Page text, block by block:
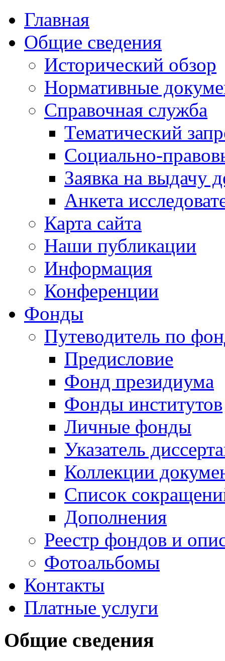
Главная
Общие сведения
Исторический обзор
Нормативные
Справочная служба
Тематический
Социально-
Заявка на выдачу
Анкета
Карта сайта
Наши публикации
Информация
Конференции
Фонды
Путеводитель по
Предисловие
Фонд президиума
Фонды институтов
Личные фонды
Указатель
Коллекции
Список
Дополнения
Реестр фондов и
Фотоальбомы
Контакты
Платные услуги
Общие сведения